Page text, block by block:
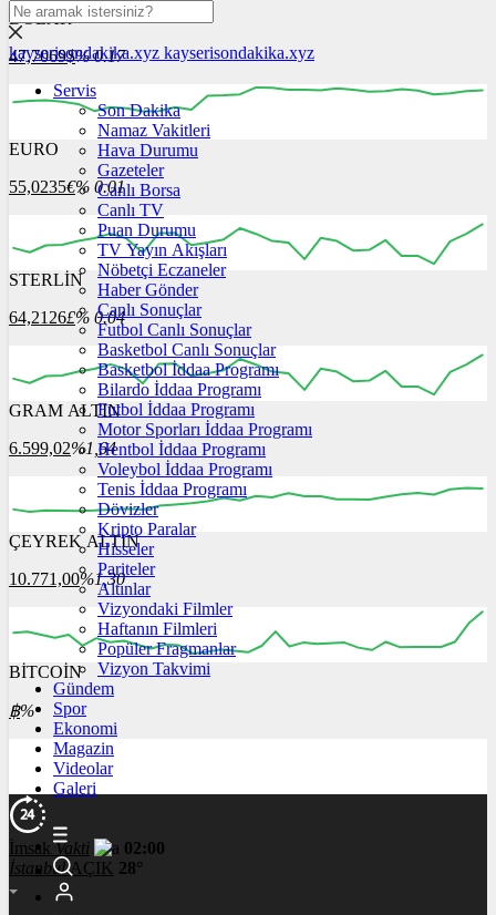
DOLAR
47,7069$% 0.17
04:00 05:00
EURO
55,0235€% 0.01
04:00 05:00 06:00
STERLİN
64,2126£% 0.04
04:00 05:00 06:00
GRAM ALTIN
6.599,02%1,64
04:00 05:00
ÇEYREK ALTIN
10.771,00%1,30
00:00 00:00
BİTCOİN
฿%
kayserisondakika.xyz kayserisondakika.xyz
Servis
Son Dakika
Namaz Vakitleri
Hava Durumu
Gazeteler
Canlı Borsa
Canlı TV
Puan Durumu
TV Yayın Akışları
Nöbetçi Eczaneler
Haber Gönder
Canlı Sonuçlar
Futbol Canlı Sonuçlar
Basketbol Canlı Sonuçlar
Basketbol İddaa Programı
Bilardo İddaa Programı
Futbol İddaa Programı
Motor Sporları İddaa Programı
Hentbol İddaa Programı
Voleybol İddaa Programı
Tenis İddaa Programı
Dövizler
Kripto Paralar
Hisseler
Pariteler
Altınlar
Vizyondaki Filmler
Haftanın Filmleri
Popüler Fragmanlar
Vizyon Takvimi
Gündem
Spor
Ekonomi
Magazin
Videolar
Galeri
İmsakVakti
02:00
İstanbul AÇIK 28°